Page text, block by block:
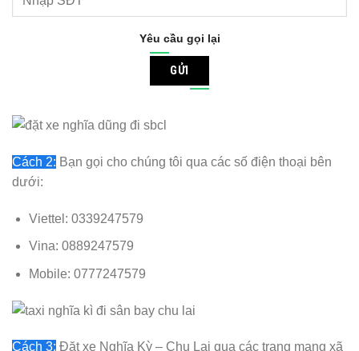
Yêu cầu gọi lại
GỬI
Cách 2: Bạn gọi cho chúng tôi qua các số điện thoại bên
dưới:
Viettel: 0339247579
Vina: 0889247579
Mobile: 0777247579
Cách 3: Đặt xe Nghĩa Kỳ – Chu Lai qua các trang mạng xã